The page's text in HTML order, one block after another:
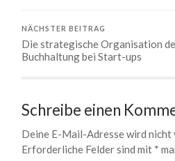
NÄCHSTER BEITRAG
Die strategische Organisation
Buchhaltung bei Start-ups
Schreibe einen
Deine E-Mail-Adresse wird
Erforderliche Felder sind mit *